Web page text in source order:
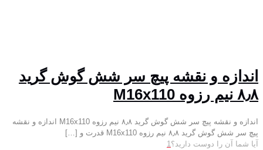
اندازه و نقشه پیچ سر شش گوش گرید
۸٫۸ نیم رزوه M16x110
اندازه و نقشه پیچ سر شش گوش گرید ۸٫۸ نیم رزوه M16x110 اندازه و نقشه
پیچ سر شش گوش گرید ۸٫۸ نیم رزوه M16x110 قدرت و
[…]
آیا شما آن را دوست دارید؟1